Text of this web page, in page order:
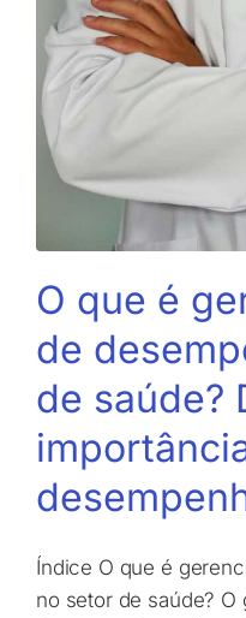
O que é
de
de saúde?
Índice O que é
no setor de saúde?